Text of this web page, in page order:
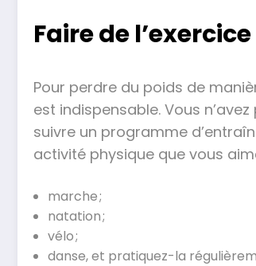
Faire de l’exercice
Pour perdre du poids de
est indispensable. Vous
suivre un programme
activité physique que vous
marche ;
natation ;
vélo ;
danse, et pratiquez-la